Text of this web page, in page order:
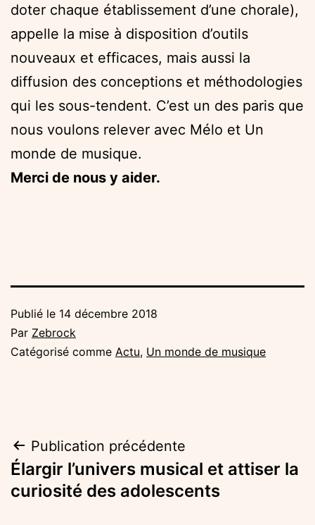
doter chaque établissement d’une chorale),
appelle la mise à disposition d’outils
nouveaux et efficaces, mais aussi la
diffusion des conceptions et méthodologies
qui les sous-tendent. C’est un des paris que
nous voulons relever avec Mélo et Un
monde de musique.
Merci de nous y aider.
Publié le 14 décembre 2018
Par Zebrock
Catégorisé comme Actu, Un monde de musique
Navigation
de
Publication précédente
Élargir l’univers musical et attiser la
curiosité des adolescents